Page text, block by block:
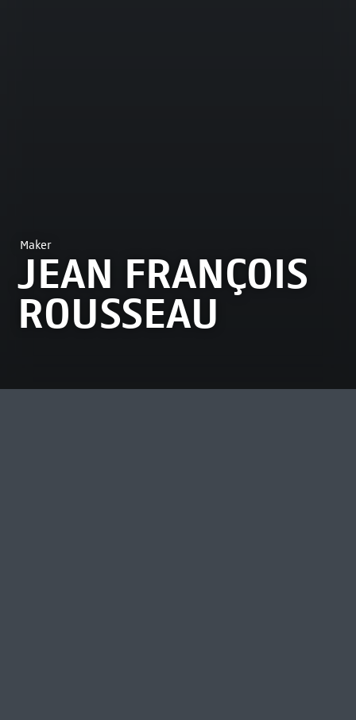
Maker
JEAN FRANÇOIS
ROUSSEAU